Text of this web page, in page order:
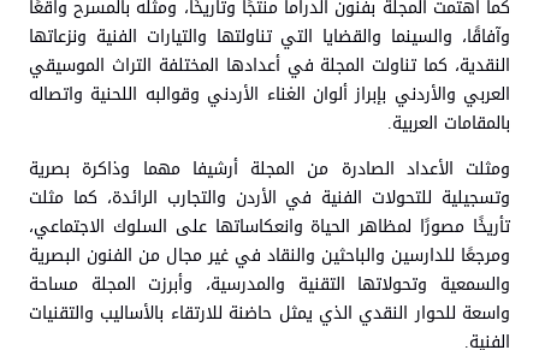
كما اهتمت المجلة بفنون الدراما منتجًا وتاريخًا، ومثله بالمسرح واقعًا
وآفاقًا، والسينما والقضايا التي تناولتها والتيارات الفنية ونزعاتها
النقدية، كما تناولت المجلة في أعدادها المختلفة التراث الموسيقي
العربي والأردني بإبراز ألوان الغناء الأردني وقوالبه اللحنية واتصاله
بالمقامات العربية.
ومثلت الأعداد الصادرة من المجلة أرشيفا مهما وذاكرة بصرية
وتسجيلية للتحولات الفنية في الأردن والتجارب الرائدة، كما مثلت
تأريخًا مصورًا لمظاهر الحياة وانعكاساتها على السلوك الاجتماعي،
ومرجعًا للدارسين والباحثين والنقاد في غير مجال من الفنون البصرية
والسمعية وتحولاتها التقنية والمدرسية، وأبرزت المجلة مساحة
واسعة للحوار النقدي الذي يمثل حاضنة للارتقاء بالأساليب والتقنيات
الفنية.